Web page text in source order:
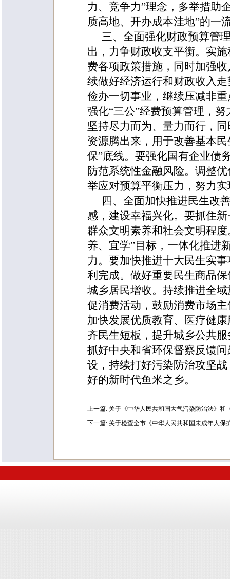
力、竞争力”理念，多举措助
质高地、开办成本洼地”的一
三、全面强化财政预算管
出，力争财政收支平衡。 实
费各项政策措施，同时加强
续做好经济运行和财政收入
俭办一切事业，继续压减非
强化“三公”经费预算管理，
坚持尽力而为、量力而行，
资源腾出来，用于改善基本
保”底线。要强化国有企业债
防范系统性金融风险。调整
举应对预算平衡压力，努力
四、全面加快推进民生改
感，建设幸福兴化。 要抓住
群众文明素养和社会文明程
养、宜学”目标，一体化推进
力。要加快推进十大民生实
利完成。做好重要民生商品
城乡居民增收。持续推进全
促消费活动，鼓励消费市场
加快发展优质教育、医疗健
齐民生短板，提升城乡公共
抓好中央和省环保督察反馈
设，持续打好污染防治攻坚
好的新时代鱼米之乡。
上一篇: 关于《中华人民共和国大气污染防治法》
下一篇: 关于检查全市《中华人民共和国未成年人保